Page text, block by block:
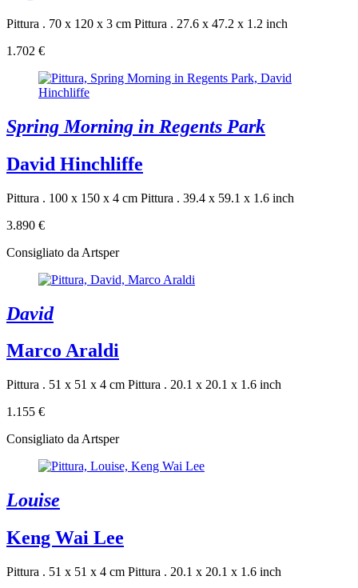
Pittura . 70 x 120 x 3 cm Pittura . 27.6 x 47.2 x 1.2 inch
1.702 €
Spring Morning in Regents Park
David Hinchliffe
Pittura . 100 x 150 x 4 cm Pittura . 39.4 x 59.1 x 1.6 inch
3.890 €
Consigliato da Artsper
David
Marco Araldi
Pittura . 51 x 51 x 4 cm Pittura . 20.1 x 20.1 x 1.6 inch
1.155 €
Consigliato da Artsper
Louise
Keng Wai Lee
Pittura . 51 x 51 x 4 cm Pittura . 20.1 x 20.1 x 1.6 inch